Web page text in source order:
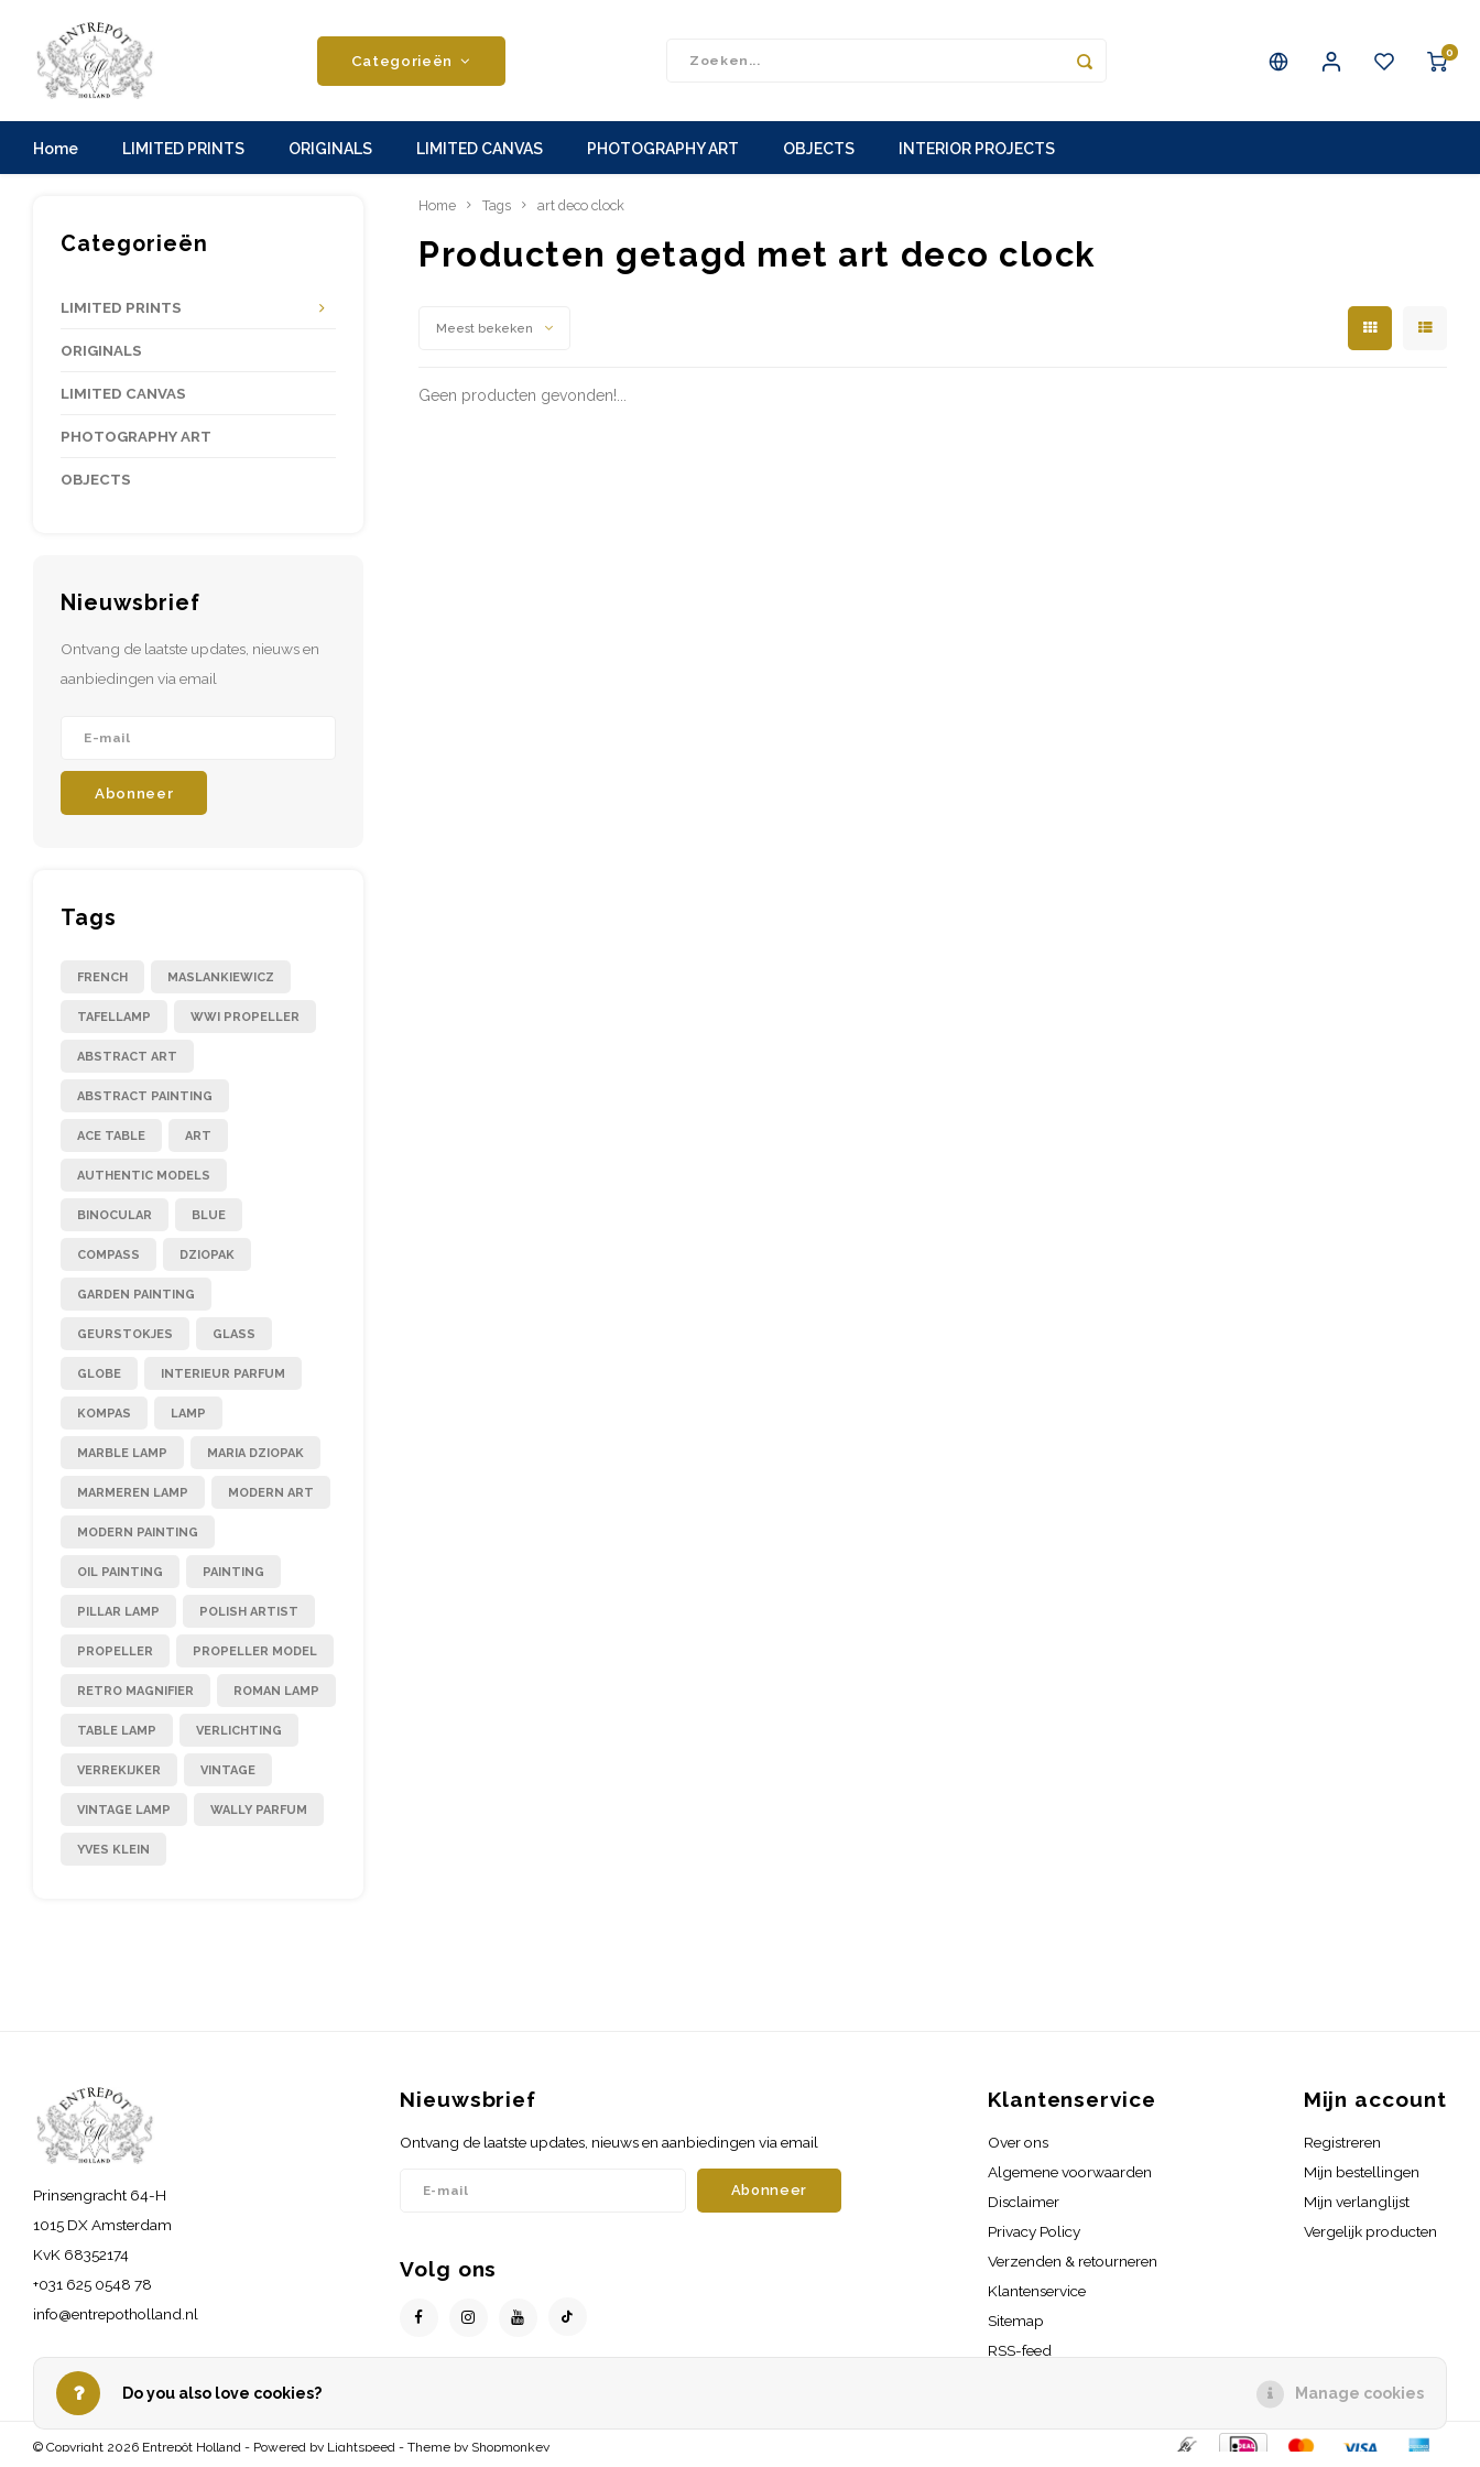
Categorieën 0
Home LIMITED PRINTS ORIGINALS LIMITED CANVAS PHOTOGRAPHY ART OBJECTS INTERIOR PROJECTS
Categorieën
LIMITED PRINTS
ORIGINALS
LIMITED CANVAS
PHOTOGRAPHY ART
OBJECTS
Nieuwsbrief
Ontvang de laatste updates, nieuws en
aanbiedingen via email
Abonneer
Tags
FRENCH MASLANKIEWICZ
TAFELLAMP WWI PROPELLER
ABSTRACT ART
ABSTRACT PAINTING
ACE TABLE ART
AUTHENTIC MODELS
BINOCULAR BLUE
COMPASS DZIOPAK
GARDEN PAINTING
GEURSTOKJES GLASS
GLOBE INTERIEUR PARFUM
KOMPAS LAMP
MARBLE LAMP MARIA DZIOPAK
MARMEREN LAMP MODERN ART
MODERN PAINTING
OIL PAINTING PAINTING
PILLAR LAMP POLISH ARTIST
PROPELLER PROPELLER MODEL
RETRO MAGNIFIER ROMAN LAMP
TABLE LAMP VERLICHTING
VERREKIJKER VINTAGE
VINTAGE LAMP WALLY PARFUM
YVES KLEIN
Home Tags art deco clock
Producten getagd met art deco clock
Meest bekeken
Geen producten gevonden!...
Prinsengracht 64-H
1015 DX Amsterdam
KvK 68352174
+031 625 0548 78
info@entrepotholland.nl
Nieuwsbrief
Ontvang de laatste updates, nieuws en aanbiedingen via email
Abonneer
Volg ons
Klantenservice
Over ons
Algemene voorwaarden
Disclaimer
Privacy Policy
Verzenden & retourneren
Klantenservice
Sitemap
RSS-feed
Mijn account
Registreren
Mijn bestellingen
Mijn verlanglijst
Vergelijk producten
© Copyright 2026 Entrepôt Holland - Powered by Lightspeed - Theme by Shopmonkey
Do you also love cookies? Manage cookies